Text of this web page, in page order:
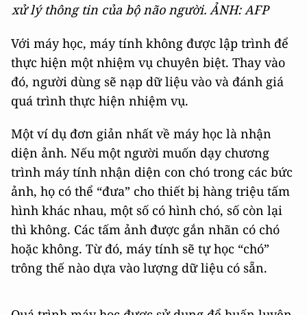
xử lý thông tin của bộ não người. ẢNH: AFP
Với máy học, máy tính không được lập trình để
thực hiện một nhiệm vụ chuyên biệt. Thay vào
đó, người dùng sẽ nạp dữ liệu vào và đánh giá
quá trình thực hiện nhiệm vụ.
Một ví dụ đơn giản nhất về máy học là nhận
diện ảnh. Nếu một người muốn dạy chương
trình máy tính nhận diện con chó trong các bức
ảnh, họ có thể “đưa” cho thiết bị hàng triệu tấm
hình khác nhau, một số có hình chó, số còn lại
thì không. Các tấm ảnh được gắn nhãn có chó
hoặc không. Từ đó, máy tính sẽ tự học “chó”
trông thế nào dựa vào lượng dữ liệu có sẵn.